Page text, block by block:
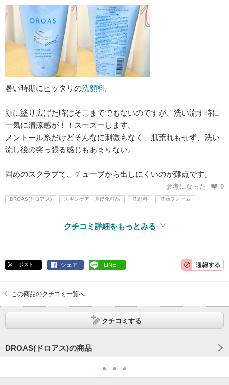
暑い時期にピッタリの洗顔料。
顔に塗り広げた時はそこまででもないのですが、洗い流す時に
一気に清涼感が！！スースーします。
メントール系だけどそんなに刺激もなく、肌荒れもせず、洗い
流し後の突っ張る感じもあまりない。
固めのスクラブで、チューブから出しにくいのが難点です。
参考になった 0
DROAS(ドロアス) スキンケア・基礎化粧品 洗顔料 洗顔フォーム
クチコミ詳細をもっとみる
ポスト シェア LINE
この商品のクチコミ一覧へ
クチコミする
DROAS(ドロアス)の商品